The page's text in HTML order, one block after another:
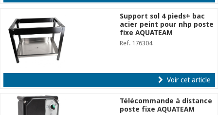
Support sol 4 pieds+ bac
acier peint pour nhp poste
fixe AQUATEAM
Ref. 176304
Voir cet article
Télécommande à distance
poste fixe AQUATEAM